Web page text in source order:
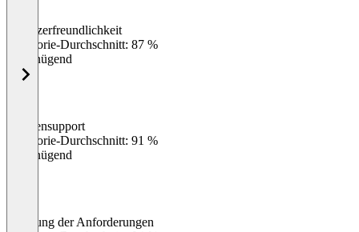
Benutzerfreundlichkeit
Kategorie-Durchschnitt: 87 %
Ungenügend
Kundensupport
Kategorie-Durchschnitt: 91 %
Ungenügend
Erfüllung der Anforderungen